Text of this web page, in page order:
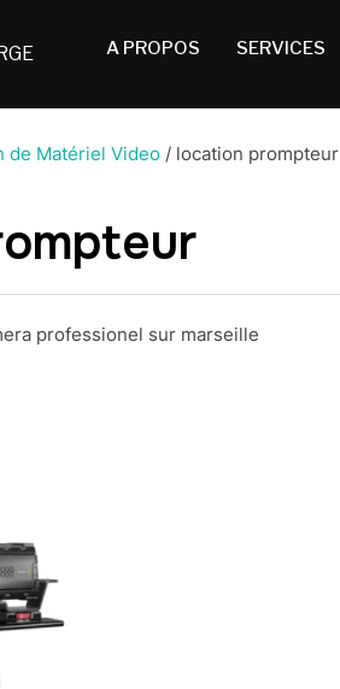
A PROPOS SERVICES
de Matériel Video / location prompteur
professionel sur marseille